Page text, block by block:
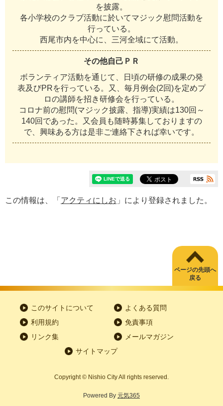
を披露。
各小学校のクラブ活動に於いてマジック慰問活動を
行っている。
西尾市内を中心に、三河全域にて活動。
その他自己ＰＲ
ボランティア活動を通じて、日頃の研修の成果の発
表及びPRを行っている。又、毎月例会(2回)を定めプ
ロの講師を招き研修会を行っている。
コロナ前の慰問(マジック披露、指導)実績は130回～
140回であった。又会員も随時募集しておりますの
で、興味ある方は是非ご連絡下されば幸いです。
この情報は、「 アクティにしお 」により登録されました。
ページの先頭へ
戻る
このサイトについて
よくある質問
利用規約
免責事項
リンク集
メールマガジン
サイトマップ
Copyright © Nishio City All rights reserved.
Powered By 元気365